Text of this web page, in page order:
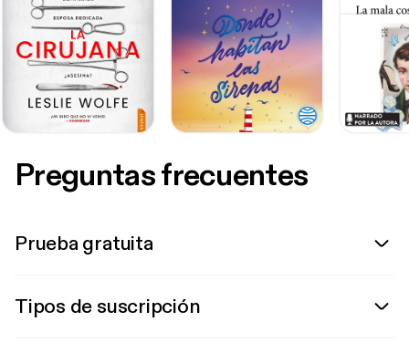
Preguntas frecuentes
Prueba gratuita
Tipos de suscripción